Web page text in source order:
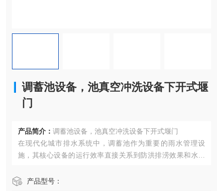
调蓄池设备，池真空冲洗设备下开式堰
门
产品简介： 调蓄池设备，池真空冲洗设备下开式堰门
在现代化城市排水系统中，调蓄池作为重要的雨水管理设
施，其核心设备的运行效率直接关系到防洪排涝效果和水环
污格栅机、真空冲洗设备及智能喷射器的工艺流程与技术特
产品型号：